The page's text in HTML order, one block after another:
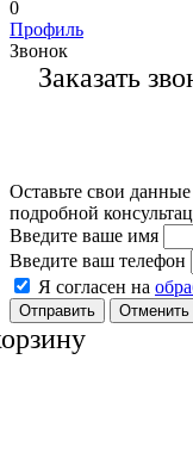
0
Профиль
Звонок
Заказать
Оставьте свои
подробной
Введите ваше имя
Введите ваш телефон
Я согласен на
Отменить